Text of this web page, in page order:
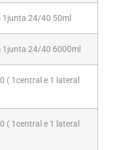
24/40 50ml
24/40 6000ml
( 1central e 1 lateral
( 1central e 1 lateral